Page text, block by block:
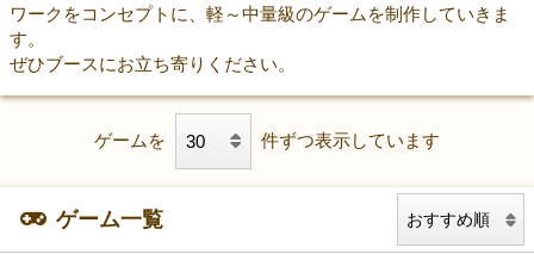
ワークをコンセプトに、軽～中量級のゲームを制作していきま
す。
ぜひブースにお立ち寄りください。
ゲームを 件ずつ表示しています
ゲーム一覧